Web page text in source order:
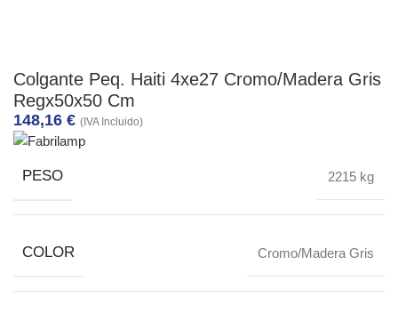
Colgante Peq. Haiti 4xe27 Cromo/Madera Gris
Regx50x50 Cm
148,16 € (IVA Incluido)
PESO 2215 kg
COLOR Cromo/Madera Gris